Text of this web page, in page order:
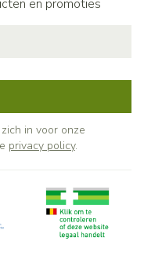
en promoties
in voor onze
privacy policy.